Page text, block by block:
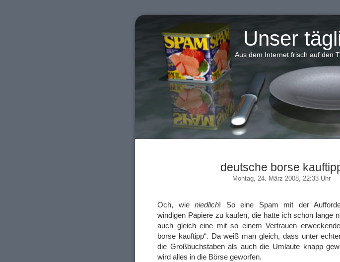
Unser
Aus dem Internet frisch auf den
deutsche borse
Montag, 24. März 2008, 22:33 Uhr
Och, wieniedlich! So eine Spam mit der
windigen Papiere zu kaufen, die hatte ich schon lange
auch gleich eine mit so einem Vertrauen
borse kauftipp“. Da weiß man gleich, dass unter
die Großbuchstaben als auch die Umlaute knapp
wird alles in die Börse geworfen.